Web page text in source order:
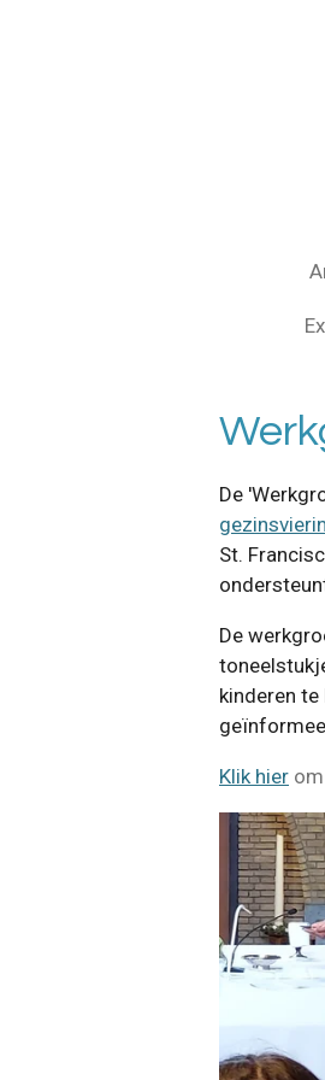
De
St.
De
kinderen
Klik hier